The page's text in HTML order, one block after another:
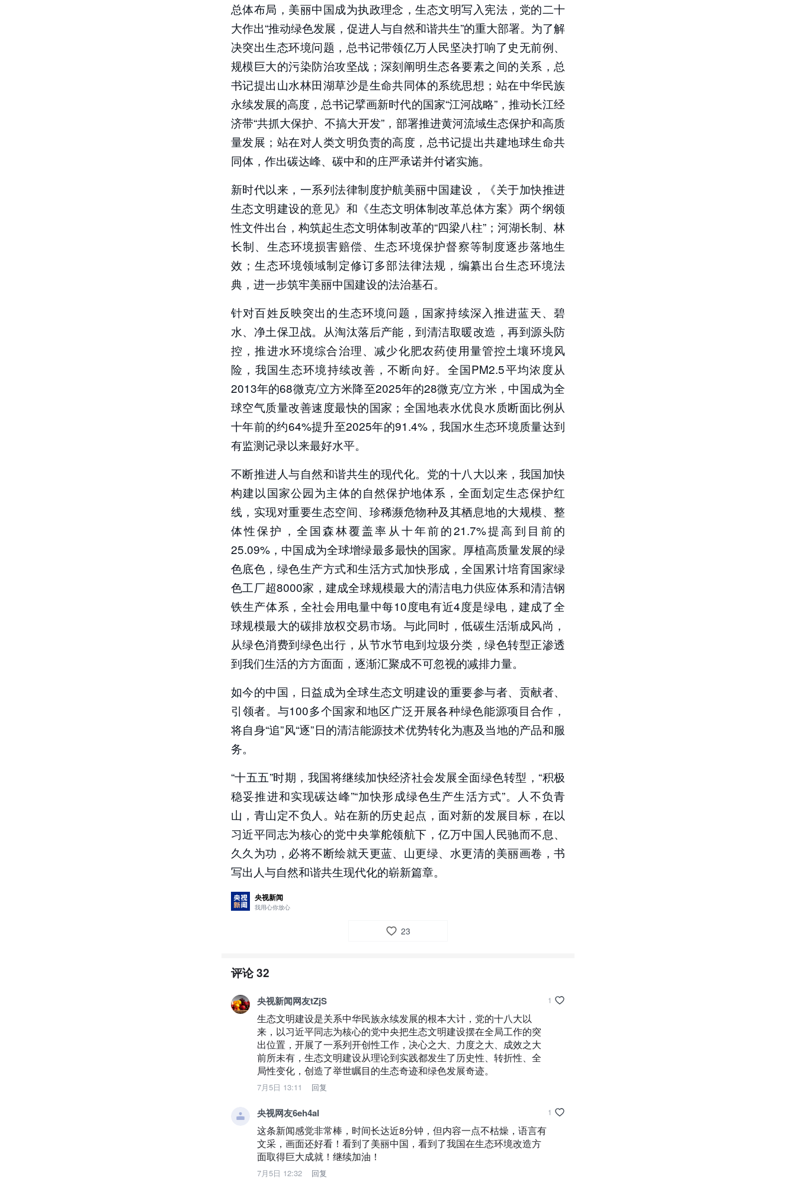
总体布局，美丽中国成为执政理念，生态文明写入宪法，党的二十
大作出“推动绿色发展，促进人与自然和谐共生”的重大部署。为了解
决突出生态环境问题，总书记带领亿万人民坚决打响了史无前例、
规模巨大的污染防治攻坚战；深刻阐明生态各要素之间的关系，总
书记提出山水林田湖草沙是生命共同体的系统思想；站在中华民族
永续发展的高度，总书记擘画新时代的国家“江河战略”，推动长江经
济带“共抓大保护、不搞大开发”，部署推进黄河流域生态保护和高质
量发展；站在对人类文明负责的高度，总书记提出共建地球生命共
同体，作出碳达峰、碳中和的庄严承诺并付诸实施。
新时代以来，一系列法律制度护航美丽中国建设，《关于加快推进
生态文明建设的意见》和《生态文明体制改革总体方案》两个纲领
性文件出台，构筑起生态文明体制改革的“四梁八柱”；河湖长制、林
长制、生态环境损害赔偿、生态环境保护督察等制度逐步落地生
效；生态环境领域制定修订多部法律法规，编纂出台生态环境法
典，进一步筑牢美丽中国建设的法治基石。
针对百姓反映突出的生态环境问题，国家持续深入推进蓝天、碧
水、净土保卫战。从淘汰落后产能，到清洁取暖改造，再到源头防
控，推进水环境综合治理、减少化肥农药使用量管控土壤环境风
险，我国生态环境持续改善，不断向好。全国PM2.5平均浓度从
2013年的68微克/立方米降至2025年的28微克/立方米，中国成为全
球空气质量改善速度最快的国家；全国地表水优良水质断面比例从
十年前的约64%提升至2025年的91.4%，我国水生态环境质量达到
有监测记录以来最好水平。
不断推进人与自然和谐共生的现代化。党的十八大以来，我国加快
构建以国家公园为主体的自然保护地体系，全面划定生态保护红
线，实现对重要生态空间、珍稀濒危物种及其栖息地的大规模、整
体性保护，全国森林覆盖率从十年前的21.7%提高到目前的
25.09%，中国成为全球增绿最多最快的国家。厚植高质量发展的绿
色底色，绿色生产方式和生活方式加快形成，全国累计培育国家绿
色工厂超8000家，建成全球规模最大的清洁电力供应体系和清洁钢
铁生产体系，全社会用电量中每10度电有近4度是绿电，建成了全
球规模最大的碳排放权交易市场。与此同时，低碳生活渐成风尚，
从绿色消费到绿色出行，从节水节电到垃圾分类，绿色转型正渗透
到我们生活的方方面面，逐渐汇聚成不可忽视的减排力量。
如今的中国，日益成为全球生态文明建设的重要参与者、贡献者、
引领者。与100多个国家和地区广泛开展各种绿色能源项目合作，
将自身“追”风“逐”日的清洁能源技术优势转化为惠及当地的产品和服
务。
“十五五”时期，我国将继续加快经济社会发展全面绿色转型，“积极
稳妥推进和实现碳达峰”“加快形成绿色生产生活方式”。人不负青
山，青山定不负人。站在新的历史起点，面对新的发展目标，在以
习近平同志为核心的党中央掌舵领航下，亿万中国人民驰而不息、
久久为功，必将不断绘就天更蓝、山更绿、水更清的美丽画卷，书
写出人与自然和谐共生现代化的崭新篇章。
央视新闻
我用心你放心
23
评论32
央视新闻网友tZjS
生态文明建设是关系中华民族永续发展的根本大计，党的十八大以
来，以习近平同志为核心的党中央把生态文明建设摆在全局工作的突
出位置，开展了一系列开创性工作，决心之大、力度之大、成效之大
前所未有，生态文明建设从理论到实践都发生了历史性、转折性、全
局性变化，创造了举世瞩目的生态奇迹和绿色发展奇迹。
7月5日 13:11 回复
1
央视网友6eh4al
这条新闻感觉非常棒，时间长达近8分钟，但内容一点不枯燥，语言有
文采，画面还好看！看到了美丽中国，看到了我国在生态环境改造方
面取得巨大成就！继续加油！
7月5日 12:32 回复
1